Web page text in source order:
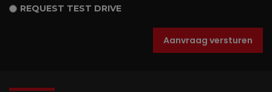
REQUEST TEST DRIVE
Aanvraag versturen